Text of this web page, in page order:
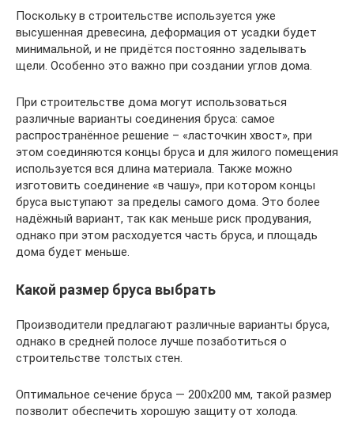
Поскольку в строительстве используется уже
высушенная древесина, деформация от усадки будет
минимальной, и не придётся постоянно заделывать
щели. Особенно это важно при создании углов дома.
При строительстве дома могут использоваться
различные варианты соединения бруса: самое
распространённое решение – «ласточкин хвост», при
этом соединяются концы бруса и для жилого помещения
используется вся длина материала. Также можно
изготовить соединение «в чашу», при котором концы
бруса выступают за пределы самого дома. Это более
надёжный вариант, так как меньше риск продувания,
однако при этом расходуется часть бруса, и площадь
дома будет меньше.
Какой размер бруса выбрать
Производители предлагают различные варианты бруса,
однако в средней полосе лучше позаботиться о
строительстве толстых стен.
Оптимальное сечение бруса — 200х200 мм, такой размер
позволит обеспечить хорошую защиту от холода.